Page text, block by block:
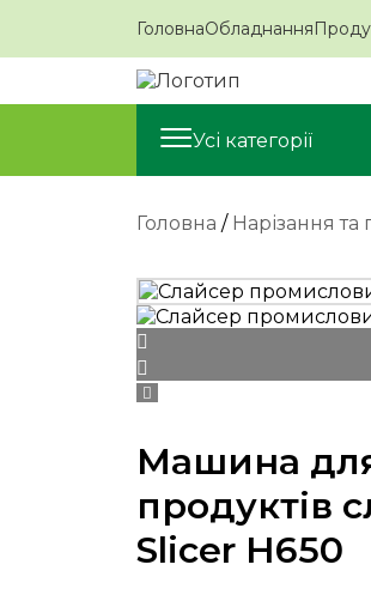
ГоловнаОбладнання
Усі категорії
Головна / Нарізання та
Машина
продуктів
Slicer H650